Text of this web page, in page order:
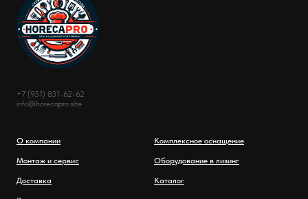
+7 (951) 831-62-62
info@horecapro.site
О компании
Монтаж и сервис
Доставка
Комплексное оснащение
Оборудование в лизинг
Каталог